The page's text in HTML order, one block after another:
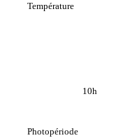
Température
Photopériode
10h